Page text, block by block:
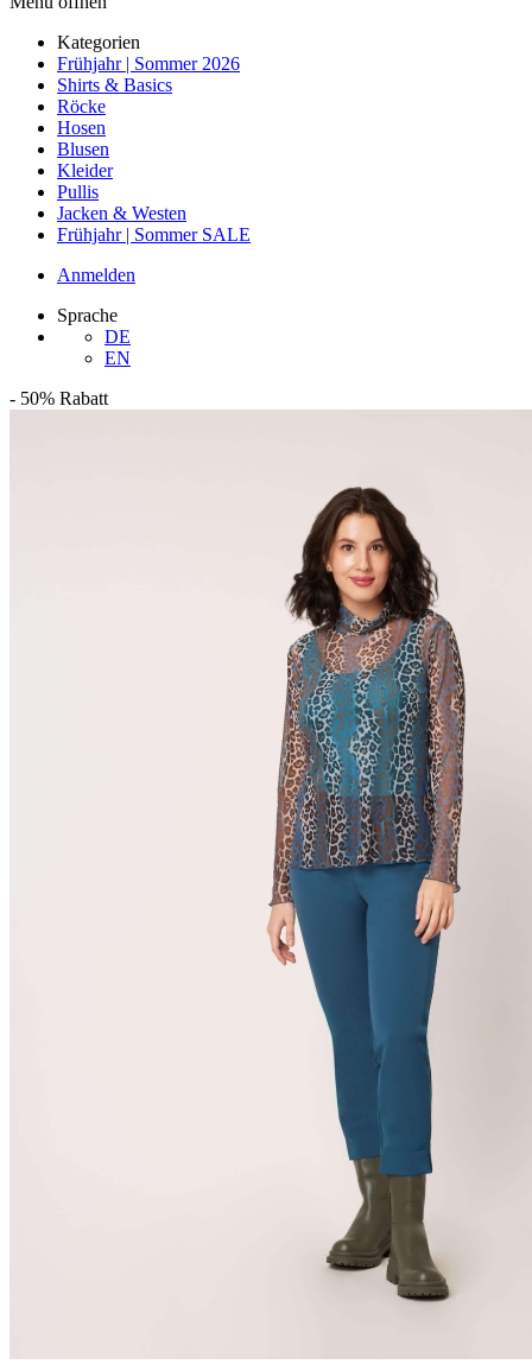
Kategorien
Frühjahr | Sommer 2026
Shirts & Basics
Röcke
Hosen
Blusen
Kleider
Pullis
Jacken & Westen
Frühjahr | Sommer SALE
Anmelden
Sprache
DE
EN
- 50% Rabatt